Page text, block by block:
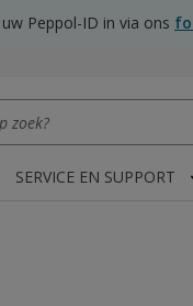
uw Peppol-ID in via ons
SERVICE EN SUPPORT